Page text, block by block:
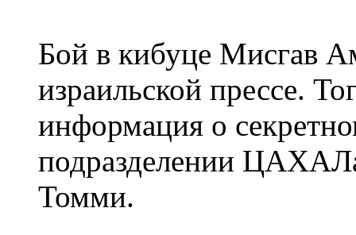
Бой в кибуце Мисгав
израильской прессе.
информация о
подразделении
Томми.